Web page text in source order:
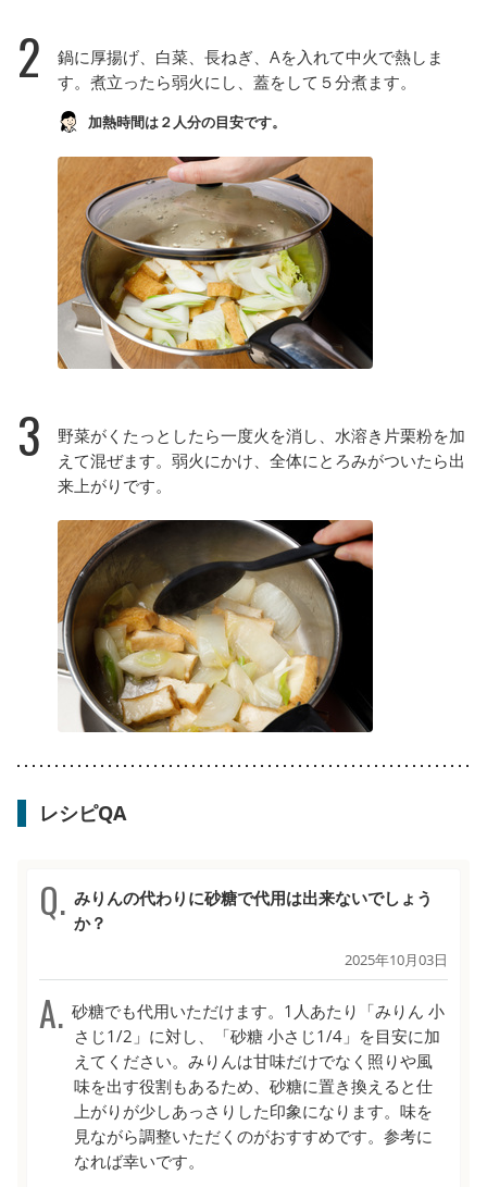
2
鍋に厚揚げ、白菜、長ねぎ、Aを入れて中火で熱しま
す。煮立ったら弱火にし、蓋をして５分煮ます。
加熱時間は２人分の目安です。
3
野菜がくたっとしたら一度火を消し、水溶き片栗粉を加
えて混ぜます。弱火にかけ、全体にとろみがついたら出
来上がりです。
レシピQA
みりんの代わりに砂糖で代用は出来ないでしょう
か？
2025年10月03日
砂糖でも代用いただけます。1人あたり「みりん 小
さじ1/2」に対し、「砂糖 小さじ1/4」を目安に加
えてください。みりんは甘味だけでなく照りや風
味を出す役割もあるため、砂糖に置き換えると仕
上がりが少しあっさりした印象になります。味を
見ながら調整いただくのがおすすめです。参考に
なれば幸いです。